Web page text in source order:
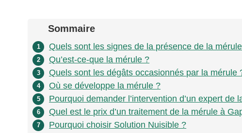
Sommaire
1 Quels sont les signes de la présence de la
2 Qu’est-ce-que la mérule ?
3 Quels sont les dégâts occasionnés par la mérule
4 Où se développe la mérule ?
5 Pourquoi demander l’intervention d’un expert de
6 Quel est le prix d’un traitement de la mérule à
7 Pourquoi choisir Solution Nuisible ?